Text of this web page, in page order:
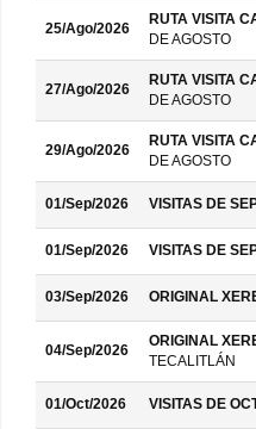
25/Ago/2026
RUTA VISITA
DE AGOSTO
27/Ago/2026
RUTA VISITA
DE AGOSTO
29/Ago/2026
RUTA VISITA
DE AGOSTO
01/Sep/2026 VISITAS DE
01/Sep/2026 VISITAS DE
03/Sep/2026 ORIGINAL
04/Sep/2026
ORIGINAL
TECALITLÁN
01/Oct/2026 VISITAS DE